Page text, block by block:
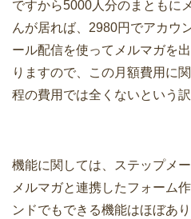
ですから5000人分のまともに
んが居れば、2980円でアカウ
ール配信を使ってメルマガを
りますので、この月額費用に
程の費用では全くないという訳
機能に関しては、ステップメ
メルマガと連携したフォーム
ンドでもできる機能はほぼあり